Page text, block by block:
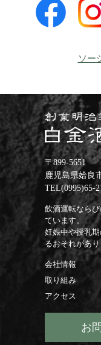
ソー
〒899-5651
鹿児島県姶良
TEL(0995)65-
飲酒運転なら
ています。
妊娠中や授乳
るおそれがあ
会社情報
取り組み
アクセス
お